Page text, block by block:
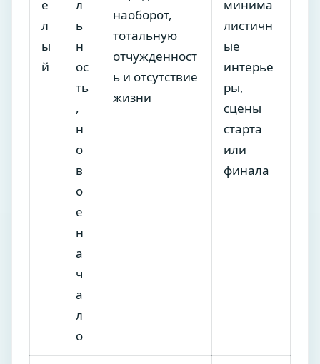
е
л
ы
й
л
ь
н
ос
ть
,
н
о
в
о
е
н
а
ч
а
л
о
наоборот,
тотальную
отчужденност
ь и отсутствие
жизни
минима
листичн
ые
интерье
ры,
сцены
старта
или
финала